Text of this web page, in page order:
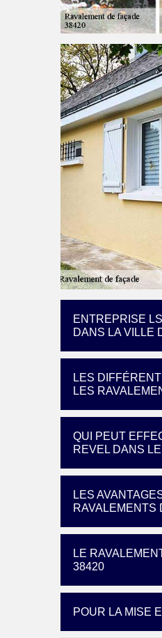
ENTREPRISE
DANS LA VILLE
LES
LES
QUI PEUT
REVEL DANS
LES
RAVALEMENTS
LE
38420
POUR LA MISE